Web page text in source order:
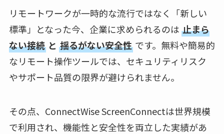
リモートワークが一時的な流行ではなく「新しい
標準」となった今、企業に求められるのは 止まら
ない接続と 揺るがない安全性です。無料や簡易的
なリモート操作ツールでは、セキュリティリスク
やサポート品質の限界が避けられません。
その点、ConnectWise ScreenConnectは世界規模
で利用され、機能性と安全性を両立した実績があ